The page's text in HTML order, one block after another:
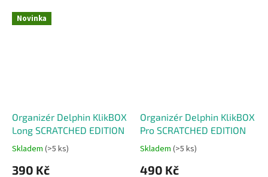
Novinka
Organizér Delphin KlikBOX
Long SCRATCHED EDITION
Skladem (>5 ks)
390 Kč
Organizér Delphin KlikBOX
Pro SCRATCHED EDITION
Skladem (>5 ks)
490 Kč